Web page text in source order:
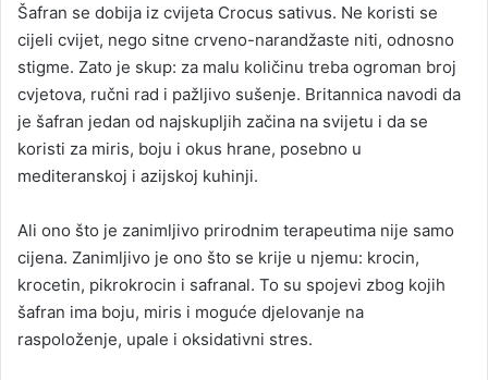
Šafran se dobija iz cvijeta Crocus sativus. Ne koristi se
cijeli cvijet, nego sitne crveno-narandžaste niti, odnosno
stigme. Zato je skup: za malu količinu treba ogroman broj
cvjetova, ručni rad i pažljivo sušenje. Britannica navodi da
je šafran jedan od najskupljih začina na svijetu i da se
koristi za miris, boju i okus hrane, posebno u
mediteranskoj i azijskoj kuhinji.
Ali ono što je zanimljivo prirodnim terapeutima nije samo
cijena. Zanimljivo je ono što se krije u njemu: krocin,
krocetin, pikrokrocin i safranal. To su spojevi zbog kojih
šafran ima boju, miris i moguće djelovanje na
raspoloženje, upale i oksidativni stres.